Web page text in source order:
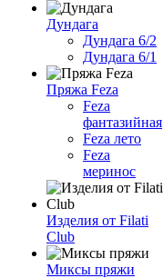
Дундага
Дундага 6/2
Дундага 6/1
Пряжа Feza
Feza
фантазийная
Feza лето
Feza
меринос
Изделия от Filati
Club
Миксы пряжи